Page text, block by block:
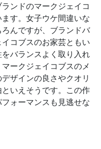
ンドのマークジェイコ
す。女子ウケ間違いな
んですが、ブランドバ
コブスのお家芸ともい
バランスよく取り入れ
ークジェイコブスのメ
ザインの良さやクオリ
いえそうです。この作
ォーマンスも見逃せな